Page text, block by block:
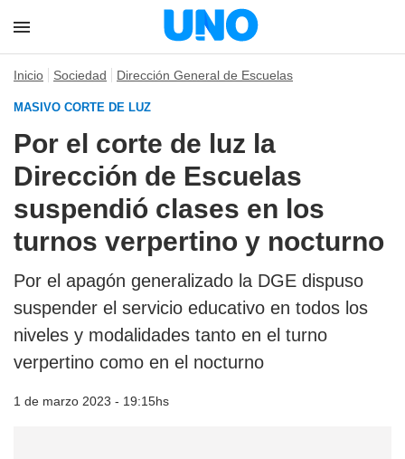
Inicio Sociedad Dirección General de Escuelas
MASIVO CORTE DE LUZ
Por el corte de luz la
Dirección de Escuelas
suspendió clases en los
turnos verpertino y nocturno
Por el apagón generalizado la DGE dispuso
suspender el servicio educativo en todos los
niveles y modalidades tanto en el turno
verpertino como en el nocturno
1 de marzo 2023 - 19:15hs